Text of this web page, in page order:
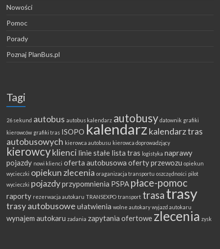
Nowości
Pomoc
Porady
Poznaj PlanBus.pl
Tagi
26 sekund autobus autobus kalendarz autobusy datownik grafiki
kierowców grafiki tras ISOPO kalendarz kalendarz tras
autobusowych kierowca autobusu kierowca doprowadzjący
kierowcyklienci linie stałe lista tras logistyka naprawy
pojazdy nowi klienci oferta autobusowa oferty przewozu opiekun
wycieczki opiekun zlecenia oraganizacja transportu oszczędności pilot
wycieczki pojazdyprzypomnienia PSPA płace-pomoc
raporty rezerwacja autokaru TRANSEXPO transport trasa trasy
trasy autobusowe ułatwienia wolne autokary wyjazd autokaru
wynajem autokaru zadania zapytania ofertowe zlecenia zysk